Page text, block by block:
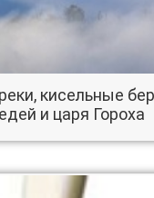
кисельные
и царя Гороха